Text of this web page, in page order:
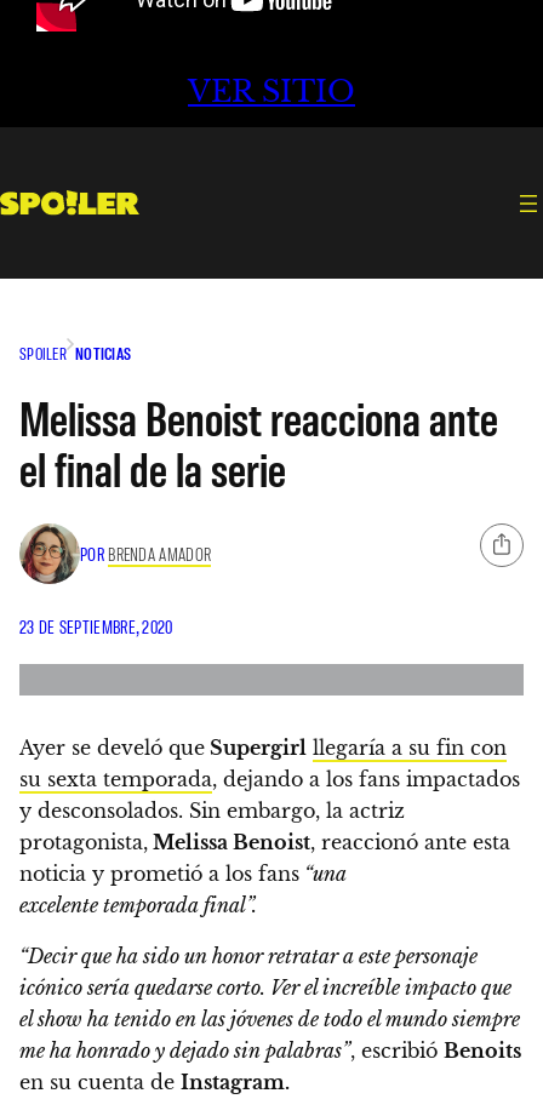
VER SITIO
SPOILER NOTICIAS
Melissa Benoist reacciona ante
el final de la serie
POR BRENDA AMADOR
23 DE SEPTIEMBRE, 2020
Ayer se develó que Supergirl llegaría a su fin con
su sexta temporada, dejando a los fans impactados
y desconsolados. Sin embargo, la actriz
protagonista, Melissa Benoist, reaccionó ante esta
noticia y prometió a los fans “una
excelente temporada final”.
“Decir que ha sido un honor retratar a este personaje
icónico sería quedarse corto. Ver el increíble impacto que
el show ha tenido en las jóvenes de todo el mundo siempre
me ha honrado y dejado sin palabras”, escribió Benoits
en su cuenta de Instagram.